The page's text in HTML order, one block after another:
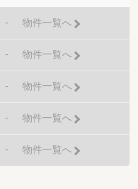
- 物件一覧へ
- 物件一覧へ
- 物件一覧へ
- 物件一覧へ
- 物件一覧へ